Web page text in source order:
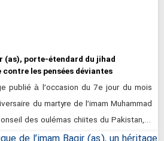
(as), porte-étendard du jihad
les pensées déviantes
publié à l’occasion du 7e jour du mois
du martyre de l’imam Muhammad
des oulémas chiites du Pakistan,…